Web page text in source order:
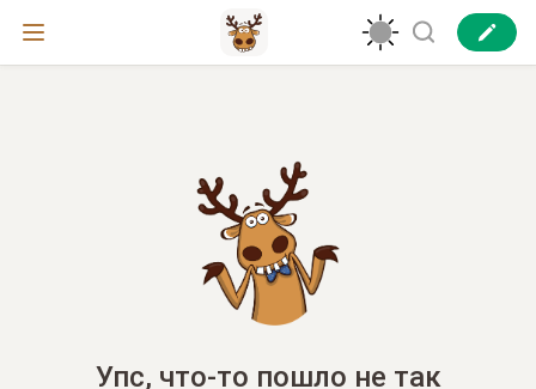
Упс, что-то пошло не так